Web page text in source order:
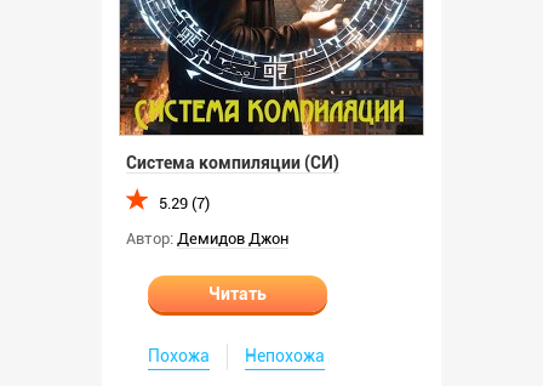
Система компиляции (СИ)
5.29 (7)
Автор: Демидов Джон
Читать
Похожа Непохожа